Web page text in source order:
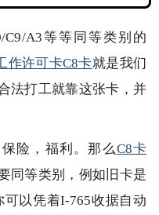
C9/A3等等同等类别的
作许可卡C8卡就是我们
法打工就靠这张卡，并
险，福利。那么C8卡
同等类别，例如旧卡是
以凭着I-765收据自动